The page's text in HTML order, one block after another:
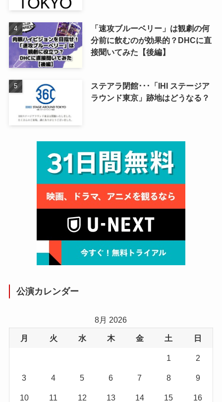
「速攻ブルーベリー」は観劇の何
分前に飲むのが効果的？DHCに直
接聞いてみた【後編】
ステアラ閉館･･･「IHI ステージア
ラウンド東京」跡地はどうなる？
公演カレンダー
8月 2026
月 火 水 木 金 土 日
1 2
3 4 5 6 7 8 9
10 11 12 13 14 15 16